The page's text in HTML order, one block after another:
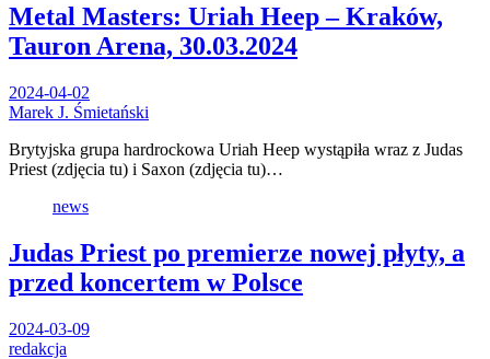
Metal Masters: Uriah Heep – Kraków,
Tauron Arena, 30.03.2024
2024-04-02
Marek J. Śmietański
Brytyjska grupa hardrockowa Uriah Heep wystąpiła wraz z Judas
Priest (zdjęcia tu) i Saxon (zdjęcia tu)…
news
Judas Priest po premierze nowej płyty, a
przed koncertem w Polsce
2024-03-09
redakcja